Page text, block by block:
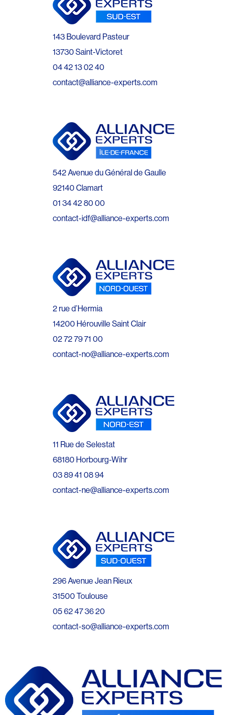
143 Boulevard Pasteur
13730 Saint-Victoret
04 42 13 02 40
contact@alliance-experts.com
542 Avenue du Général de Gaulle
92140 Clamart
01 34 42 80 00
contact-idf@alliance-experts.com
2 rue d’Hermia
14200 Hérouville Saint Clair
02 72 79 71 00
contact-no@alliance-experts.com
11 Rue de Selestat
68180 Horbourg-Wihr
03 89 41 08 94
contact-ne@alliance-experts.com
296 Avenue Jean Rieux
31500 Toulouse
05 62 47 36 20
contact-so@alliance-experts.com